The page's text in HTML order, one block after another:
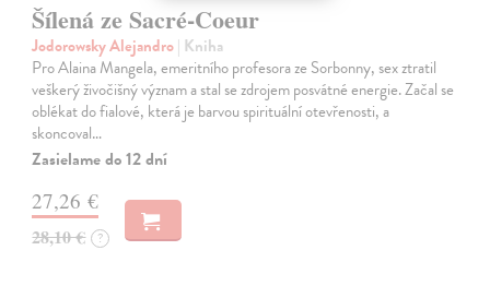
Šílená ze Sacré-Coeur
Jodorowsky Alejandro| Kniha
Pro Alaina Mangela, emeritního profesora ze Sorbonny, sex ztratil
veškerý živočišný význam a stal se zdrojem posvátné energie. Začal se
oblékat do fialové, která je barvou spirituální otevřenosti, a
skoncoval…
Zasielame do 12 dní
27,26 €
28,10 € ?